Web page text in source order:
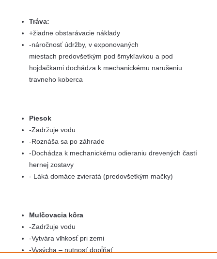
Tráva:
+žiadne obstarávacie náklady
-náročnosť údržby, v exponovaných
miestach predovšetkým pod šmykľavkou a pod
hojdačkami dochádza k mechanickému narušeniu
travneho koberca
Piesok
-Zadržuje vodu
-Roznáša sa po záhrade
-Dochádza k mechanickému odieraniu drevených častí
hernej zostavy
- Láká domáce zvieratá (predovšetkým mačky)
Mulčovacia kôra
-Zadržuje vodu
-Vytvára vlhkosť pri zemi
-Vysýcha – nutnosť dopĺňať